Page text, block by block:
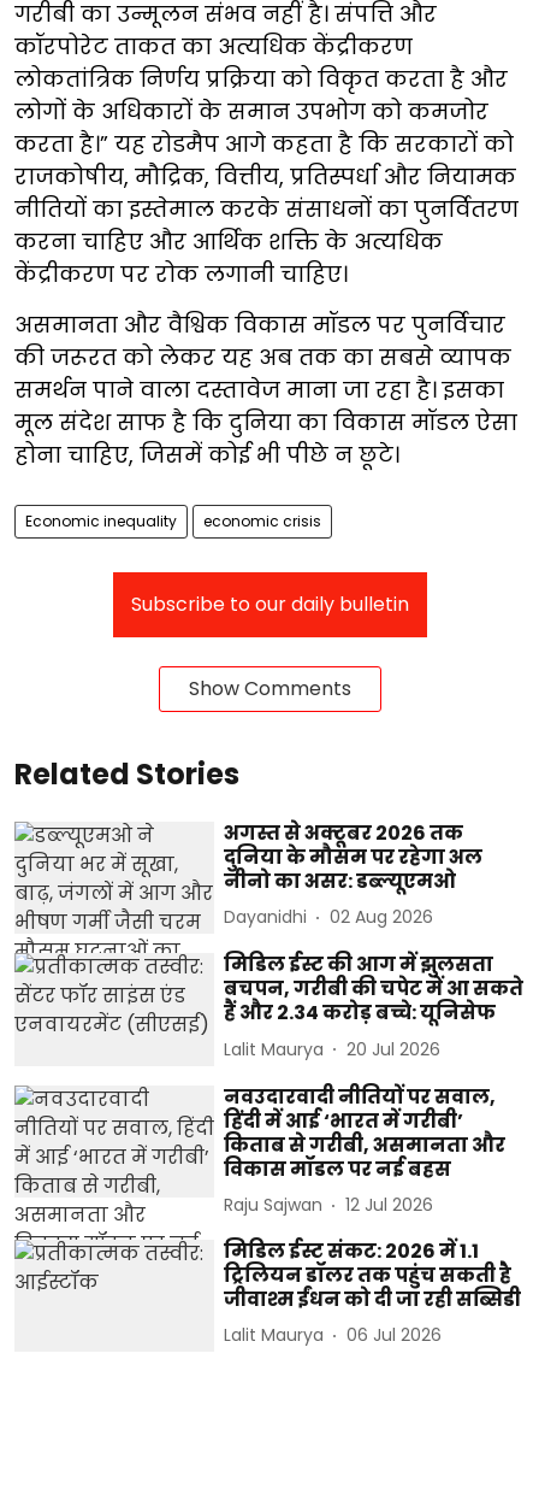
गरीबी का उन्मूलन संभव नहीं है। संपत्ति और
कॉरपोरेट ताकत का अत्यधिक केंद्रीकरण
लोकतांत्रिक निर्णय प्रक्रिया को विकृत करता है और
लोगों के अधिकारों के समान उपभोग को कमजोर
करता है।” यह रोडमैप आगे कहता है कि सरकारों को
राजकोषीय, मौद्रिक, वित्तीय, प्रतिस्पर्धा और नियामक
नीतियों का इस्तेमाल करके संसाधनों का पुनर्वितरण
करना चाहिए और आर्थिक शक्ति के अत्यधिक
केंद्रीकरण पर रोक लगानी चाहिए।
असमानता और वैश्विक विकास मॉडल पर पुनर्विचार
की जरूरत को लेकर यह अब तक का सबसे व्यापक
समर्थन पाने वाला दस्तावेज माना जा रहा है। इसका
मूल संदेश साफ है कि दुनिया का विकास मॉडल ऐसा
होना चाहिए, जिसमें कोई भी पीछे न छूटे।
Economic inequality economic crisis
Subscribe to our daily bulletin
Show Comments
Related Stories
अगस्त से अक्टूबर 2026 तक
दुनिया के मौसम पर रहेगा अल
नीनो का असर: डब्ल्यूएमओ
Dayanidhi 02 Aug 2026
मिडिल ईस्ट की आग में झुलसता
बचपन, गरीबी की चपेट में आ सकते
हैं और 2.34 करोड़ बच्चे: यूनिसेफ
Lalit Maurya 20 Jul 2026
नवउदारवादी नीतियों पर सवाल,
हिंदी में आई ‘भारत में गरीबी’
किताब से गरीबी, असमानता और
विकास मॉडल पर नई बहस
Raju Sajwan 12 Jul 2026
मिडिल ईस्ट संकट: 2026 में 1.1
ट्रिलियन डॉलर तक पहुंच सकती है
जीवाश्म ईंधन को दी जा रही सब्सिडी
Lalit Maurya 06 Jul 2026